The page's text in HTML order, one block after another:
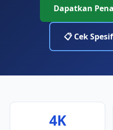
Dapatkan
📋 Cek
4K